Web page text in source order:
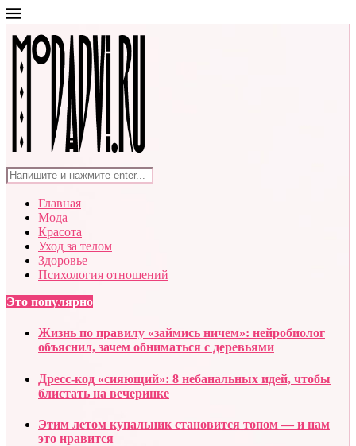
Главная
Мода
Красота
Уход за телом
Здоровье
Психология отношений
Это популярно
Жизнь по правилу «займись ничем»: нейробиолог
объяснил, зачем обниматься с деревьями
Дресс-код «сияющий»: 8 небанальных идей, чтобы
блистать на вечеринке
Этим летом купальник становится топом — и нам
это нравится